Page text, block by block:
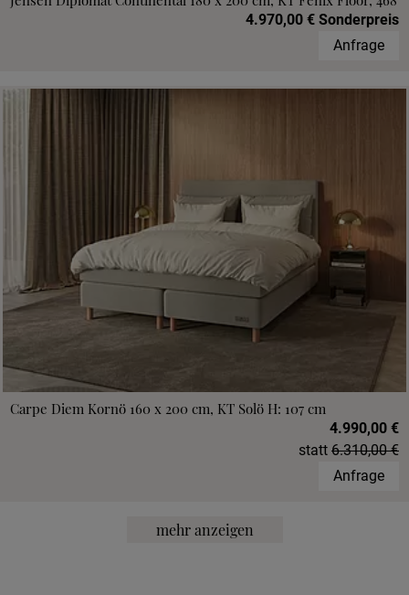
4.970,00 € Sonderpreis
Anfrage
Carpe Diem Kornö 160 x 200 cm, KT Solö H: 107 cm
4.990,00 €
statt 6.310,00 €
Anfrage
mehr anzeigen